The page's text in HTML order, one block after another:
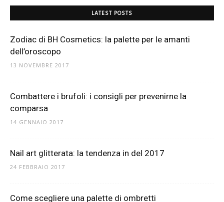
LATEST POSTS
Zodiac di BH Cosmetics: la palette per le amanti
dell’oroscopo
13 NOVEMBRE 2017
Combattere i brufoli: i consigli per prevenirne la
comparsa
14 GENNAIO 2017
Nail art glitterata: la tendenza in del 2017
24 FEBBRAIO 2017
Come scegliere una palette di ombretti